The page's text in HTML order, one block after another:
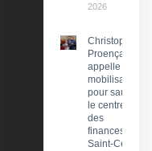
2026
Christophe
Proença
appelle à la
mobilisation
pour sauver
le centre
des
finances de
Saint-Céré